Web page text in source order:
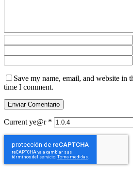
Save my name, email, and website in
time I comment.
Current ye@r *